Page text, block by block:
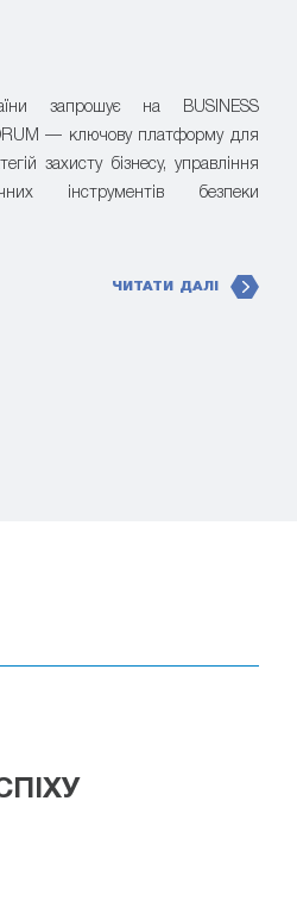
запрошує на BUSINESS
— ключову платформу для
захисту бізнесу, управління
інструментів безпеки
ЧИТАТИ ДАЛІ